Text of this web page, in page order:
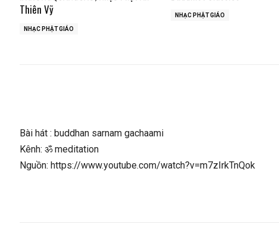
Thiên Vỹ
NHẠC PHẬT GIÁO
NHẠC PHẬT GIÁO
Bài hát : buddhan sarnam gachaami
Kênh: ॐ meditation
Nguồn: https://www.youtube.com/watch?v=m7zIrkTnQok